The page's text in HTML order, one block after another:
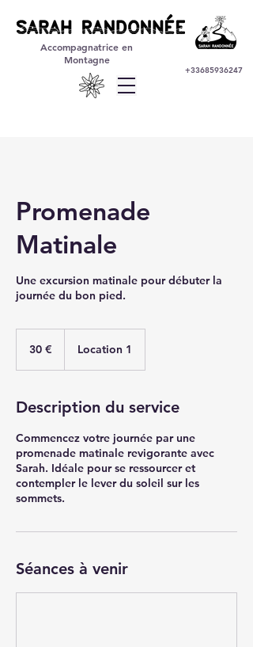
+33685936247
Accompagnatrice en
Montagne
Promenade
Matinale
Une excursion matinale pour débuter la
journée du bon pied.
30 € Location 1
Description du service
Commencez votre journée par une
promenade matinale revigorante avec
Sarah. Idéale pour se ressourcer et
contempler le lever du soleil sur les
sommets.
Séances à venir